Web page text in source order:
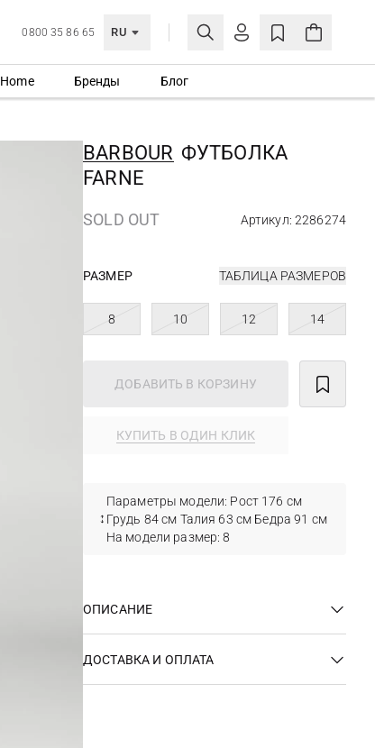
0800 35 86 65 RU
ЛИЧНЫЙ КАБИНЕТ
Home Бренды Блог
BARBOUR ФУТБОЛКА
FARNE
SOLD OUT Артикул: 2286274
РАЗМЕР ТАБЛИЦА РАЗМЕРОВ
8 10 12 14
ДОБАВИТЬ В КОРЗИНУ
КУПИТЬ В ОДИН КЛИК
Параметры модели: Рост 176 см
Грудь 84 см Талия 63 см Бедра 91 см
На модели размер: 8
ОПИСАНИЕ
ДОСТАВКА И ОПЛАТА